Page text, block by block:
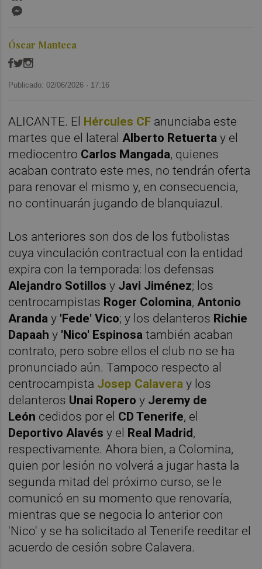
Óscar Manteca
Publicado: 02/06/2026 · 17:16
ALICANTE. El Hércules CF anunciaba este
martes que el lateral Alberto Retuerta y el
mediocentro Carlos Mangada, quienes
acaban contrato este mes, no tendrán oferta
para renovar el mismo y, en consecuencia,
no continuarán jugando de blanquiazul.
Los anteriores son dos de los futbolistas
cuya vinculación contractual con la entidad
expira con la temporada: los defensas
Alejandro Sotillosy Javi Jiménez; los
centrocampistas Roger Colomina,Antonio
Aranda y 'Fede' Vico; y los delanteros Richie
Dapaahy 'Nico' Espinosa también acaban
contrato, pero sobre ellos el club no se ha
pronunciado aún. Tampoco respecto al
centrocampista Josep Calavera y los
delanteros Unai Ropero y Jeremy de
León cedidos por el CD Tenerife, el
Deportivo Alavés y el Real Madrid,
respectivamente. Ahora bien, a Colomina,
quien por lesión no volverá a jugar hasta la
segunda mitad del próximo curso, se le
comunicó en su momento que renovaría,
mientras que se negocia lo anterior con
'Nico' y se ha solicitado al Tenerife reeditar el
acuerdo de cesión sobre Calavera.